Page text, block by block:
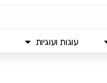
עוגות ועוגיות